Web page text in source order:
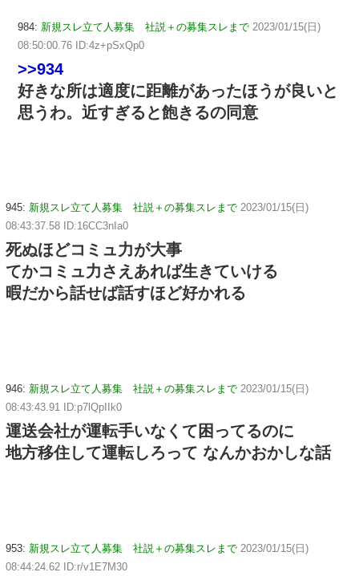
984: 新規スレ立て人募集 社説＋の募集スレまで 2023/01/15(日)
08:50:00.76 ID:4z+pSxQp0
>>934
好きな所は適度に距離があったほうが良いと
思うわ。近すぎると飽きるの同意
945: 新規スレ立て人募集 社説＋の募集スレまで 2023/01/15(日)
08:43:37.58 ID:16CC3nIa0
死ぬほどコミュ力が大事
てかコミュ力さえあれば生きていける
暇だから話せば話すほど好かれる
946: 新規スレ立て人募集 社説＋の募集スレまで 2023/01/15(日)
08:43:43.91 ID:p7lQpIIk0
運送会社が運転手いなくて困ってるのに
地方移住して運転しろって なんかおかしな話
953: 新規スレ立て人募集 社説＋の募集スレまで 2023/01/15(日)
08:44:24.62 ID:r/v1E7M30